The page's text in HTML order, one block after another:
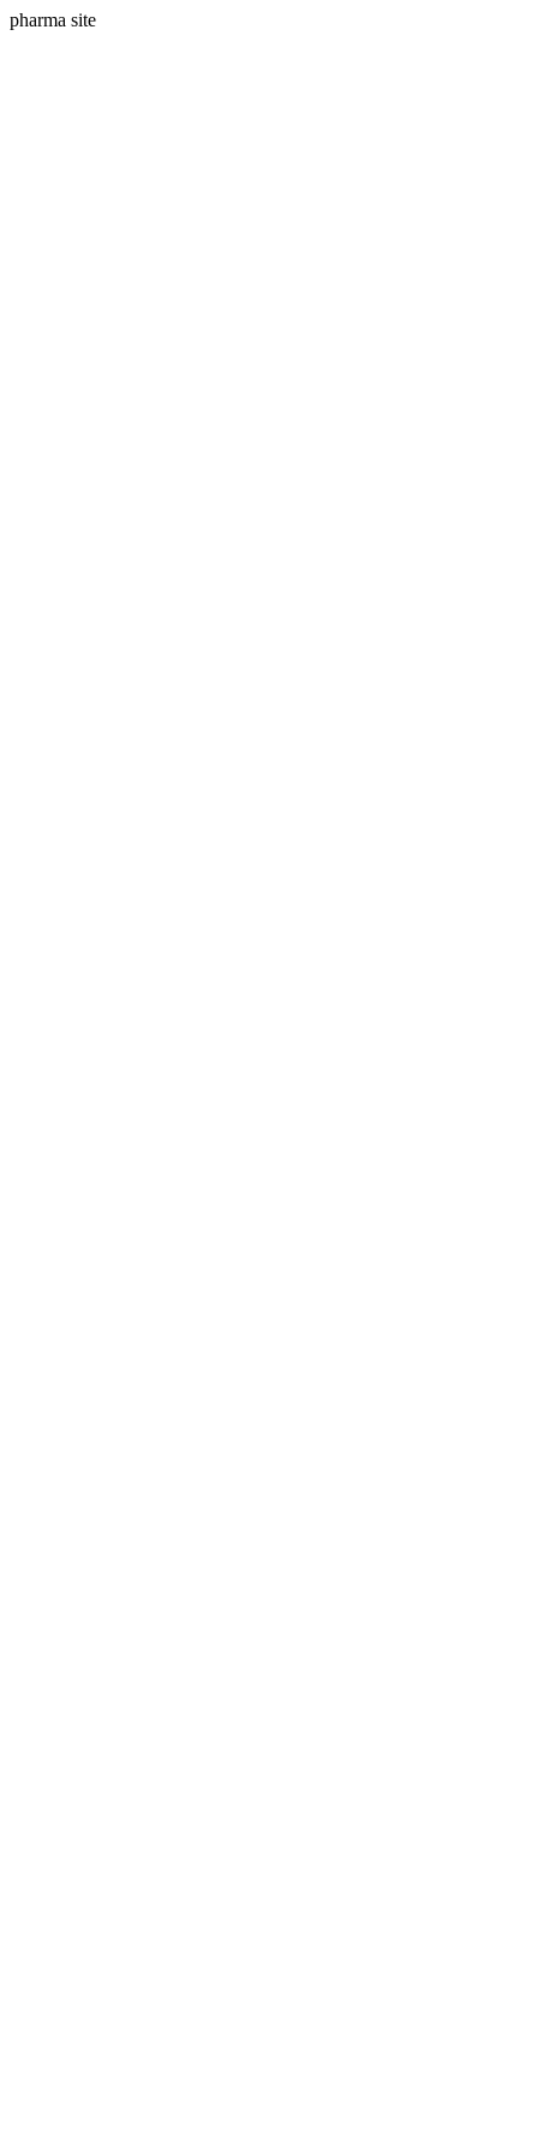
pharma site